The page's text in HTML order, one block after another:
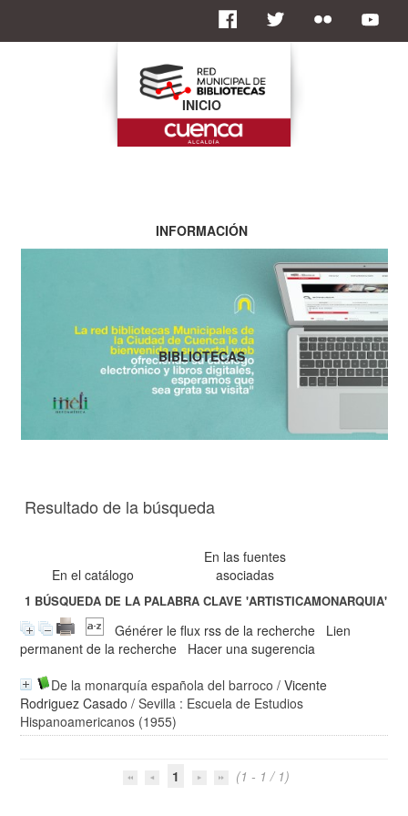
Resultado de la búsqueda
En el catálogo
En las fuentes
asociadas
1 BÚSQUEDA DE LA PALABRA CLAVE'ARTISTICAMONARQUIA'
Générer le flux rss de la recherche
Lien
permanent de la recherche
Hacer una sugerencia
De la monarquía española del barroco /Vicente
Rodriguez Casado / Sevilla : Escuela de Estudios
Hispanoamericanos (1955)
1 (1 - 1 / 1)
INICIO
INFORMACIÓN
BIBLIOTECAS